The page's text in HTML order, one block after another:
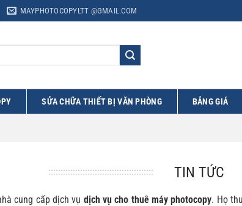
MAYPHOTOCOPYLTT @GMAIL.COM
SỬA CHỮA THIẾT BỊ VĂN PHÒNG BẢNG GIÁ
TIN TỨC
cung cấp dịch vụ dịch vụ cho thuê máy photocopy. Họ